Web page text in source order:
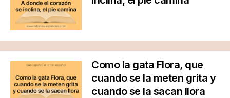
Como la gata Flora, que
cuando se la meten grita y
cuando se la sacan llora